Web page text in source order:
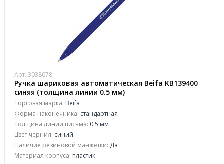
Арт. 3038078
Ручка шариковая автоматическая Beifa KB139400
синяя (толщина линии 0.5 мм)
Торговая марка: Beifa
Форма наконечника: стандартная
Толщина линии письма: 0.5 мм
Цвет чернил: синий
Наличие резиновой манжетки: Да
Материал корпуса: пластик